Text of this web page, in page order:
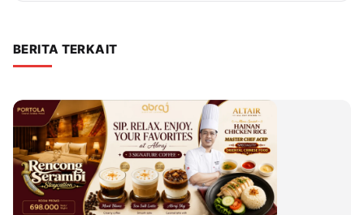
BERITA TERKAIT